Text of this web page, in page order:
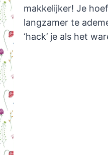
makkelijker! Je
langzamer te
‘hack’ je als het